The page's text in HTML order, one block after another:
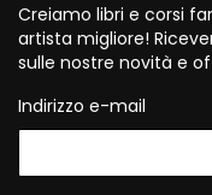
Creiamo libri e corsi
artista migliore!
sulle nostre novità e
Indirizzo e-mail